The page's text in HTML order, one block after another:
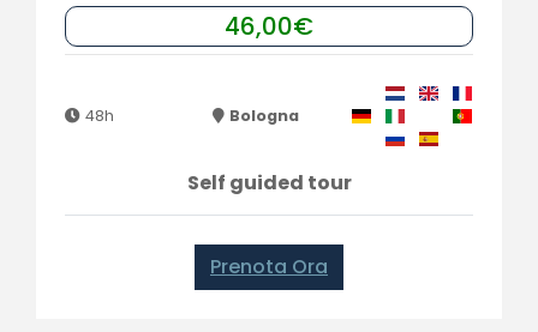
46,00€
48h Bologna
Self guided tour
Prenota Ora